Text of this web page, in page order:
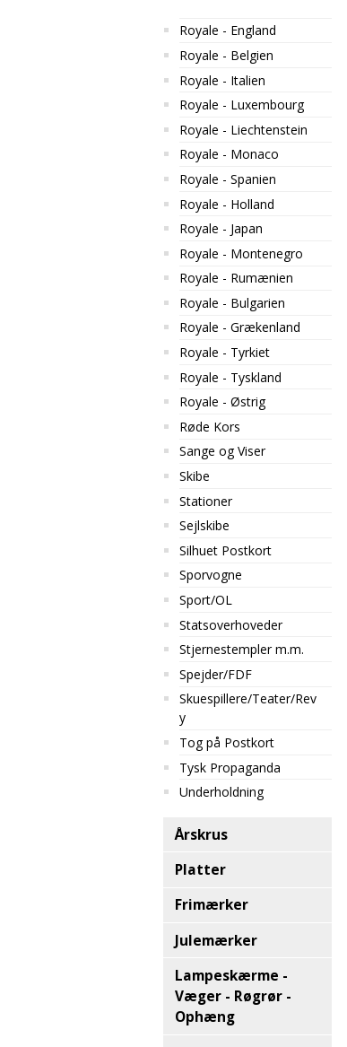
Royale - England
Royale - Belgien
Royale - Italien
Royale - Luxembourg
Royale - Liechtenstein
Royale - Monaco
Royale - Spanien
Royale - Holland
Royale - Japan
Royale - Montenegro
Royale - Rumænien
Royale - Bulgarien
Royale - Grækenland
Royale - Tyrkiet
Royale - Tyskland
Royale - Østrig
Røde Kors
Sange og Viser
Skibe
Stationer
Sejlskibe
Silhuet Postkort
Sporvogne
Sport/OL
Statsoverhoveder
Stjernestempler m.m.
Spejder/FDF
Skuespillere/Teater/Rev
y
Tog på Postkort
Tysk Propaganda
Underholdning
Årskrus
Platter
Frimærker
Julemærker
Lampeskærme -
Væger - Røgrør -
Ophæng